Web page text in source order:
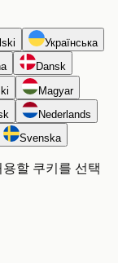
Українська
Dansk
Magyar
Nederlands
Svenska
할 쿠키를 선택